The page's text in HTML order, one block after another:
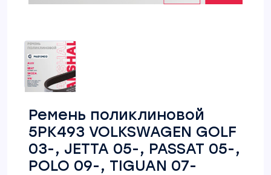
Ремень поликлиновой
5PK493 VOLKSWAGEN GOLF
03-, JETTA 05-, PASSAT 05-,
POLO 09-, TIGUAN 07-